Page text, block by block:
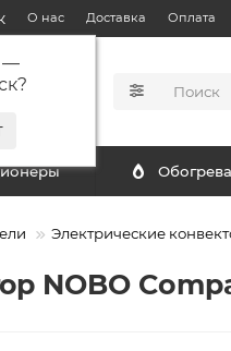
—
?
О нас Доставка Оплата
КАТАЛОГ
Электрические
NOBO